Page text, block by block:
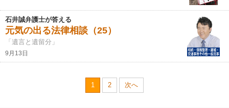
石井誠弁護士が答える
元気の出る法律相談（25）
「遺言と遺留分」
9月13日
1 2 次へ